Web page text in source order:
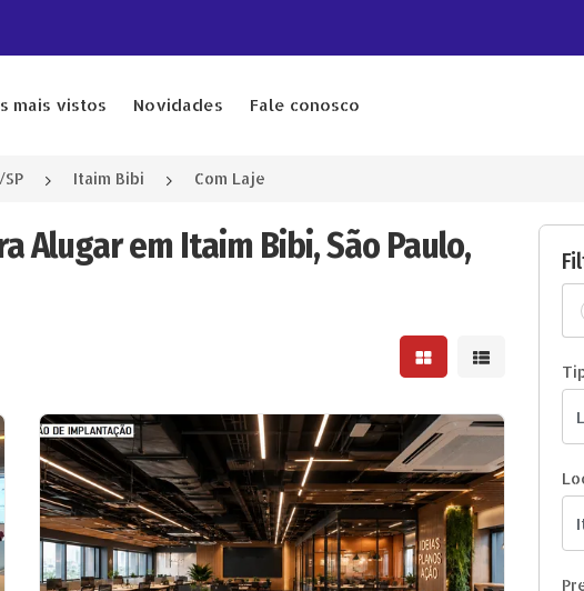
mais vistos Novidades Fale conosco
Itaim Bibi Com Laje
Alugar em Itaim Bibi, São Paulo,
Mostrar resultados
Mostrar